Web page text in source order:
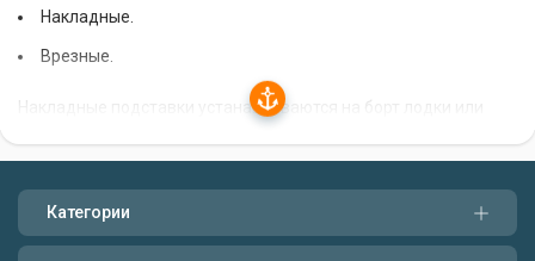
Накладные.
Врезные.
Накладные подставки устанавливаются на борт лодки или
не требуют сверления отверстий в корпусе судна, поэтому их
Врезные подставки монтируются в борт лодки или катера с
Категории